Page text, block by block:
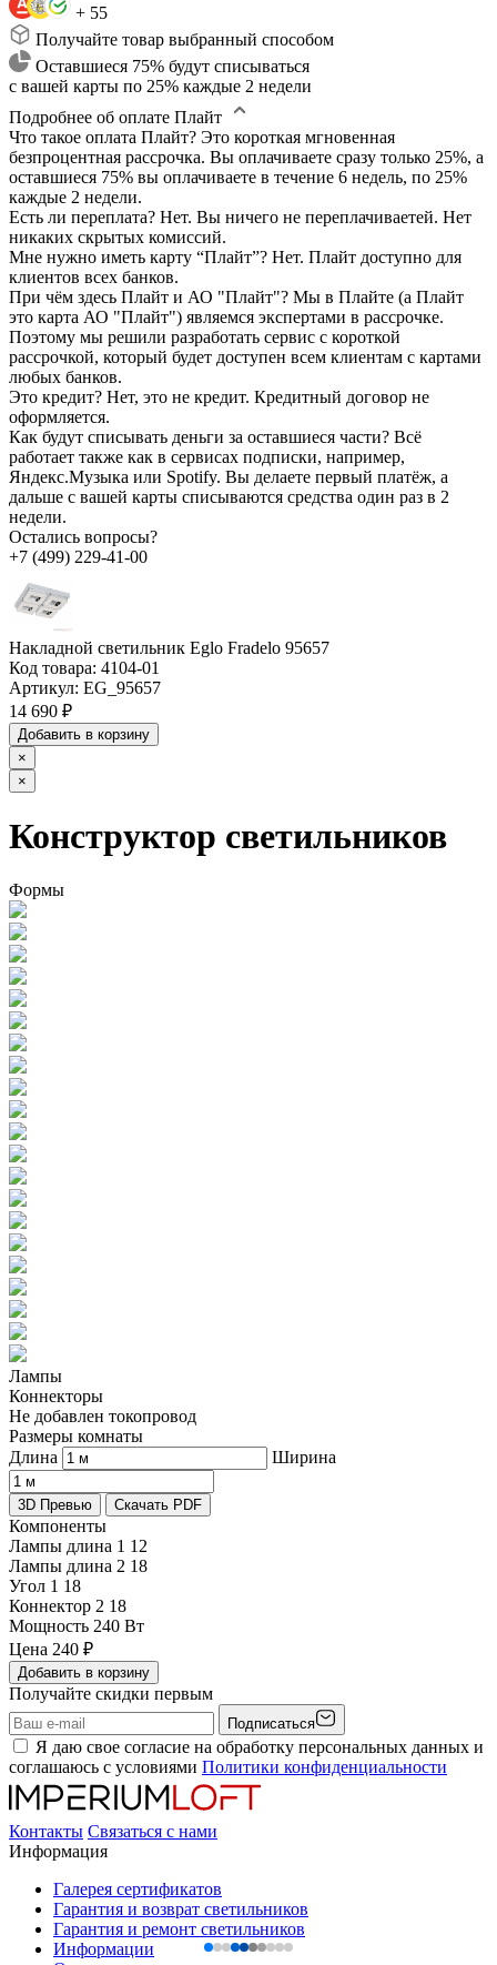
+ 55
Получайте товар выбранный способом
Оставшиеся 75% будут списываться
с вашей карты по 25% каждые 2 недели
Подробнее об оплате Плайт
Что такое оплата Плайт? Это короткая мгновенная
безпроцентная рассрочка. Вы оплачиваете сразу только 25%, а
оставшиеся 75% вы оплачиваете в течение 6 недель, по 25%
каждые 2 недели.
Есть ли переплата? Нет. Вы ничего не переплачиваетей. Нет
никаких скрытых комиссий.
Мне нужно иметь карту “Плайт”? Нет. Плайт доступно для
клиентов всех банков.
При чём здесь Плайт и АО "Плайт"? Мы в Плайте (а Плайт
это карта АО "Плайт") являемся экспертами в рассрочке.
Поэтому мы решили разработать сервис с короткой
рассрочкой, который будет доступен всем клиентам с картами
любых банков.
Это кредит? Нет, это не кредит. Кредитный договор не
оформляется.
Как будут списывать деньги за оставшиеся части? Всё
работает также как в сервисах подписки, например,
Яндекс.Музыка или Spotify. Вы делаете первый платёж, а
дальше с вашей карты списываются средства один раз в 2
недели.
Остались вопросы?
+7 (499) 229-41-00
Накладной светильник Eglo Fradelo 95657
Код товара: 4104-01
Артикул: EG_95657
14 690 ₽
Добавить в корзину
×
×
Конструктор светильников
Формы
Лампы
Коннекторы
Не добавлен токопровод
Размеры комнаты
Длина
Ширина
3D Превью Скачать PDF
Компоненты
Лампы длина 1 12
Лампы длина 2 18
Угол 1 18
Коннектор 2 18
Мощность 240 Вт
Цена 240 ₽
Добавить в корзину
Получайте скидки первым
Подписаться
Я даю свое согласие на обработку персональных данных и
соглашаюсь с условиями Политики конфиденциальности
Контакты Связаться с нами
Информация
Галерея сертификатов
Гарантия и возврат светильников
Гарантия и ремонт светильников
Информации